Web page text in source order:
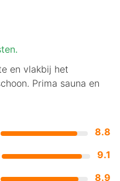
8.8
9.1
8.9
en vlakbij het
Prima sauna en